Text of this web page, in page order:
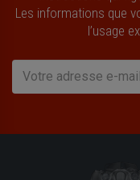
Les informations que
l’usage